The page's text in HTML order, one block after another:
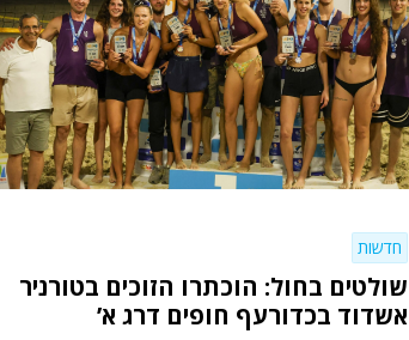
חדשות
שולטים בחול: הוכתרו הזוכים בטורניר
אשדוד בכדורעף חופים דרג א’